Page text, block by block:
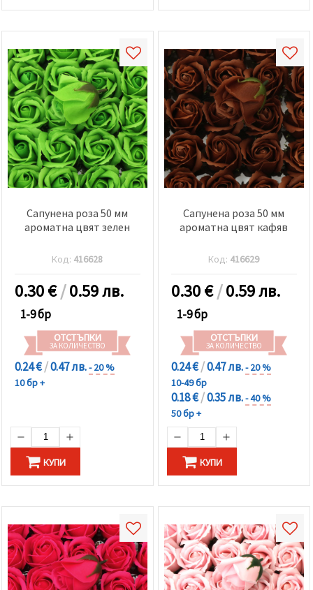
Сапунена роза 50 мм
ароматна цвят зелен
Код: 416628
0.30€/0.59 лв.
1-9 бр
ОТСТЪПКИ
ЗА КОЛИЧЕСТВО
0.24 €/0.47 лв.- 20 %
10 бр +
КУПИ
Сапунена роза 50 мм
ароматна цвят кафяв
Код: 416629
0.30€/0.59 лв.
1-9 бр
ОТСТЪПКИ
ЗА КОЛИЧЕСТВО
0.24 €/0.47 лв.- 20 %
10-49 бр
0.18 €/0.35 лв.- 40 %
50 бр +
КУПИ